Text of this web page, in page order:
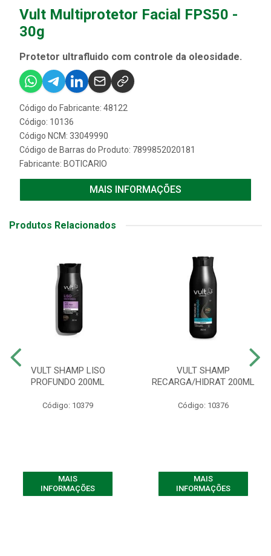
Vult Multiprotetor Facial FPS50 -
30g
Protetor ultrafluido com controle da oleosidade.
Código do Fabricante: 48122
Código: 10136
Código NCM: 33049990
Código de Barras do Produto: 7899852020181
Fabricante: BOTICARIO
MAIS INFORMAÇÕES
Produtos Relacionados
VULT SHAMP LISO
PROFUNDO 200ML
Código: 10379
MAIS
INFORMAÇÕES
VULT SHAMP
RECARGA/HIDRAT 200ML
Código: 10376
MAIS
INFORMAÇÕES